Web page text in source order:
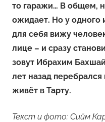
то гаражи… В общем,
ожидает. Но у одного
для себя вижу
лице – и сразу
зовут Ибрахим
лет назад
живёт в Тарту.
Текст и фото: Сийм